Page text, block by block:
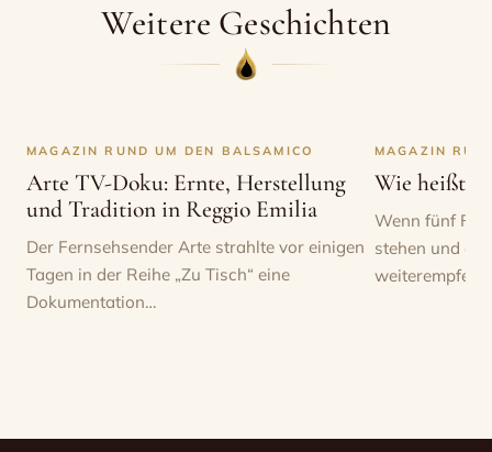
Weitere Geschichten
MAGAZIN RUND UM DEN BALSAMICO
Arte TV-Doku: Ernte, Herstellung
und Tradition in Reggio Emilia
Der Fernsehsender Arte strahlte vor einigen
Tagen in der Reihe „Zu Tisch“ eine
Dokumentation…
MAGAZIN
Wie heißt
Wenn fünf
stehen und